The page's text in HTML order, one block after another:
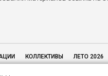
КОЛЛЕКТИВЫ ЛЕТО 2026